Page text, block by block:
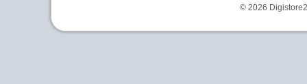
© 2026